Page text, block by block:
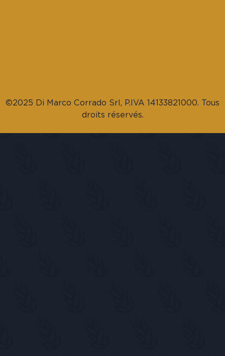
©2025 Di Marco Corrado Srl, P.IVA 14133821000. Tous
droits réservés.